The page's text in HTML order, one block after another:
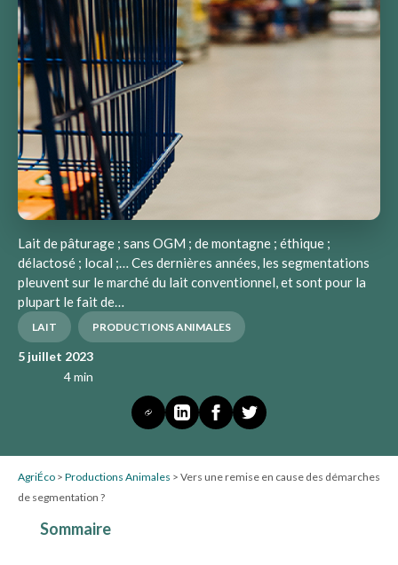
Lait de pâturage ; sans OGM ; de montagne ; éthique ;
délactosé ; local ;… Ces dernières années, les segmentations
pleuvent sur le marché du lait conventionnel, et sont pour la
plupart le fait de…
LAIT PRODUCTIONS ANIMALES
5 juillet 2023
4 min
AgriÉco > Productions Animales > Vers une remise en cause des démarches
de segmentation ?
Sommaire